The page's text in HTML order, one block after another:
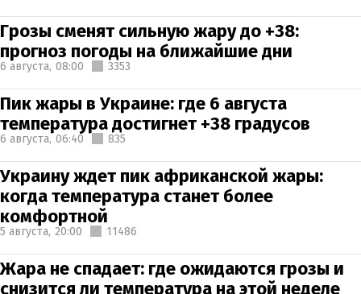
Грозы сменят сильную жару до +38:
прогноз погоды на ближайшие дни
6 августа, 08:00 3353
Пик жары в Украине: где 6 августа
температура достигнет +38 градусов
6 августа, 06:40 835
Украину ждет пик африканской жары:
когда температура станет более
комфортной
5 августа, 20:00 11486
Жара не спадает: где ожидаются грозы и
снизится ли температура на этой неделе